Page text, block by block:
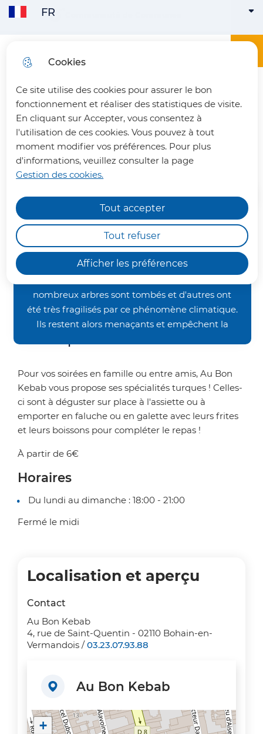
Cookies
Ce site utilise des cookies pour assurer le bon
fonctionnement et réaliser des statistiques de visite.
En cliquant sur Accepter, vous consentez à
l'utilisation de ces cookies. Vous pouvez à tout
moment modifier vos préférences. Pour plus
d'informations, veuillez consulter la page
Gestion des cookies.
Afficher les préférences
Tout accepter
Tout refuser
Aller
du site
fermer
Chemins de randonnée
impraticables
Nous vous informons qu'en raison des dégâts
occasionnés par les orages de la fin juin, nos
nombreux arbres sont tombés et d'autres ont
été très fragilisés par ce phénomène climatique.
Ils restent alors menaçants et empêchent la
avant de retrouver nos sentiers dans un meilleur
état. Merci de votre compréhension.
Office du tourisme du Pays du Vermandois
Menu principal
FR
FRANÇAIS
Au Bon Kebab
Tout près du centre-ville de
Bohain-en-Vermandois, "Au Bon
Kebab" vous propose ses assiettes
kebab à déguster sur place ou ses
faluches et galettes
généreusement garnies à retirer
Pour vos soirées en famille ou entre amis, Au Bon
Kebab vous propose ses spécialités turques ! Celles-
ci sont à déguster sur place à l'assiette ou à
emporter en faluche ou en galette avec leurs frites
et leurs boissons pour compléter le repas !
À partir de 6€
Horaires
Du lundi au dimanche : 18:00 - 21:00
Fermé le midi
Localisation et aperçu
Contact
Au Bon Kebab
4, rue de Saint-Quentin - 02110 Bohain-en-
Vermandois /03.23.07.93.88
Au Bon Kebab
+